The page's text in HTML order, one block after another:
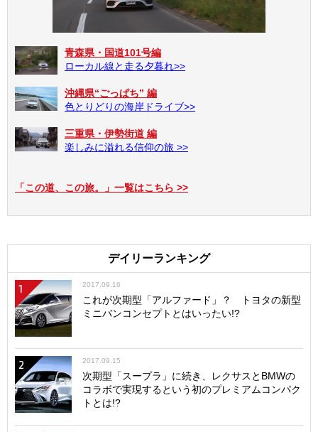
青森県・国道101号編
ローカル線と走る夕暮れ>>
沖縄県“ごっぱち” 編
色とりどりの海岸ドライブ>>
三重県・伊勢街道 編
楽しみに溢れる信仰の旅 >>
「この道、この旅。」一覧はこちら >>
デイリーランキング
1 2017.09.16
これが次期型「アルファード」？ トヨタの新型
ミニバンコンセプトとはいったい!?
2 2017.09.15
次期型「スープラ」に続き、レクサスとBMWの
コラボで実現するという初のプレミアムコンパク
トとは!?